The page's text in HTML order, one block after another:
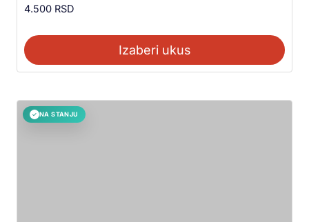
4.500 RSD
Izaberi ukus
✓ NA STANJU